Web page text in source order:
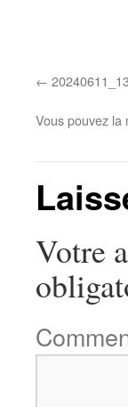
Vous pouvez la
Votre